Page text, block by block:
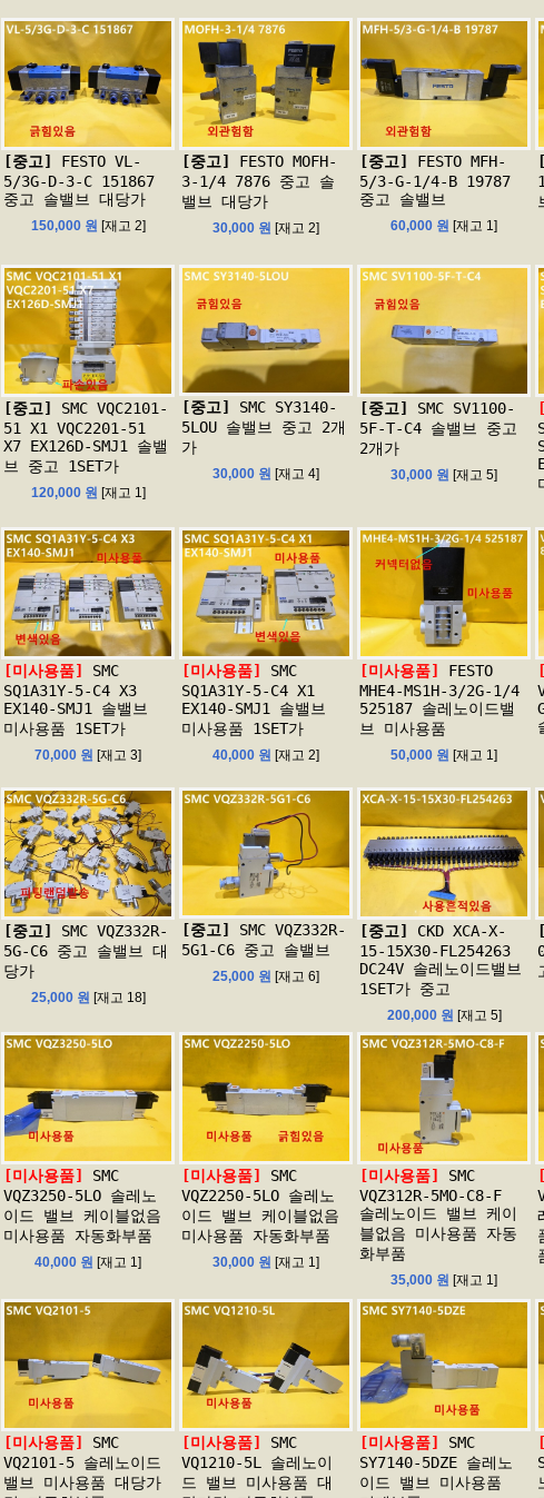
[중고]
FESTO VL-
5/3G-D-3-C 151867
중고 솔밸브 대당가
150,000 원 [재고 2]
[중고]
FESTO MOFH-
3-1/4 7876 중고 솔
밸브 대당가
30,000 원 [재고 2]
[중고]
FESTO MFH-
5/3-G-1/4-B 19787
중고 솔밸브
60,000 원 [재고 1]
[중고]
SMC VQC2101-
51 X1 VQC2201-51
X7 EX126D-SMJ1 솔밸
브 중고 1SET가
120,000 원 [재고 1]
[중고]
SMC SY3140-
5LOU 솔밸브 중고 2개
가
30,000 원 [재고 4]
[중고]
SMC SV1100-
5F-T-C4 솔밸브 중고
2개가
30,000 원 [재고 5]
[미사용품]
SMC
SQ1A31Y-5-C4 X3
EX140-SMJ1 솔밸브
미사용품 1SET가
70,000 원 [재고 3]
[미사용품]
SMC
SQ1A31Y-5-C4 X1
EX140-SMJ1 솔밸브
미사용품 1SET가
40,000 원 [재고 2]
[미사용품]
FESTO
MHE4-MS1H-3/2G-1/4
525187 솔레노이드밸
브 미사용품
50,000 원 [재고 1]
[중고]
SMC VQZ332R-
5G-C6 중고 솔밸브 대
당가
25,000 원 [재고 18]
[중고]
SMC VQZ332R-
5G1-C6 중고 솔밸브
25,000 원 [재고 6]
[중고]
CKD XCA-X-
15-15X30-FL254263
DC24V 솔레노이드밸브
1SET가 중고
200,000 원 [재고 5]
[미사용품]
SMC
VQZ3250-5LO 솔레노
이드 밸브 케이블없음
미사용품 자동화부품
40,000 원 [재고 1]
[미사용품]
SMC
VQZ2250-5LO 솔레노
이드 밸브 케이블없음
미사용품 자동화부품
30,000 원 [재고 1]
[미사용품]
SMC
VQZ312R-5MO-C8-F
솔레노이드 밸브 케이
블없음 미사용품 자동
화부품
35,000 원 [재고 1]
[미사용품]
SMC
VQ2101-5 솔레노이드
밸브 미사용품 대당가
[미사용품]
SMC
VQ1210-5L 솔레노이
드 밸브 미사용품 대
[미사용품]
SMC
SY7140-5DZE 솔레노
이드 밸브 미사용품